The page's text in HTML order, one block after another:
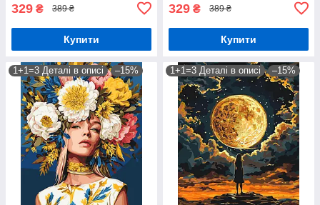
329 ₴ 389 ₴
Купити
329 ₴ 389 ₴
Купити
1+1=3 Деталі в описі –15% 1+1=3 Деталі в описі –15%